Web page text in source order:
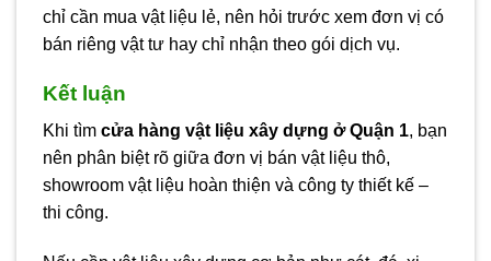
chỉ cần mua vật liệu lẻ, nên hỏi trước xem đơn vị có
bán riêng vật tư hay chỉ nhận theo gói dịch vụ.
Kết luận
Khi tìm cửa hàng vật liệu xây dựng ở Quận 1, bạn
nên phân biệt rõ giữa đơn vị bán vật liệu thô,
showroom vật liệu hoàn thiện và công ty thiết kế –
thi công.